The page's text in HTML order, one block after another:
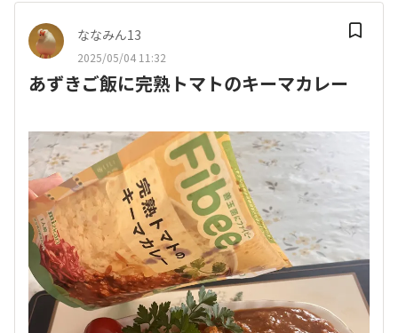
ななみん13
2025/05/04 11:32
あずきご飯に完熟トマトのキーマカレー